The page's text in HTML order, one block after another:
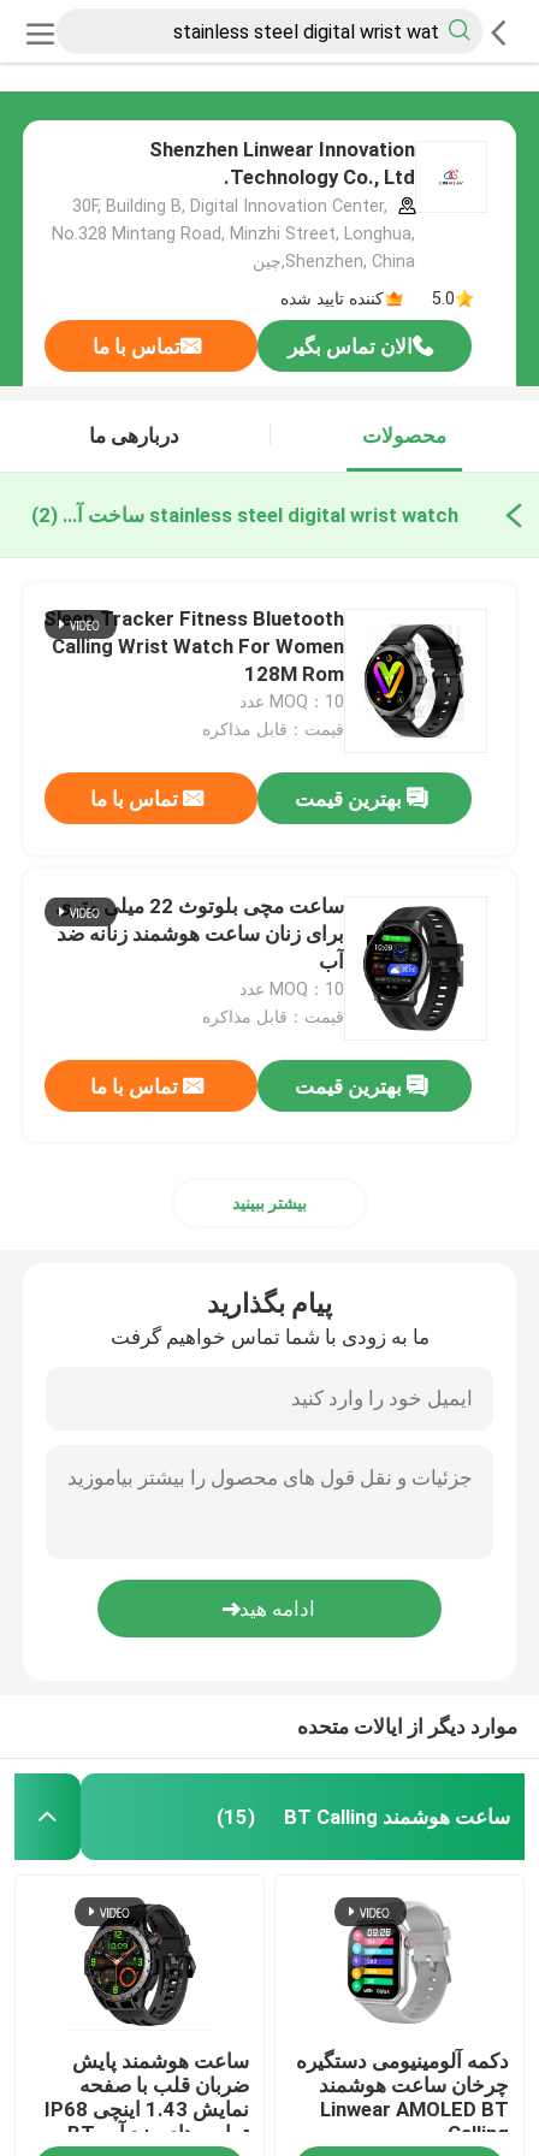
Shenzhen Linwear Innovation
Technology Co., Ltd.
30F, Building B, Digital Innovation Center,
No.328 Mintang Road, Minzhi Street, Longhua,
Shenzhen, China,چین
5.0
کننده تایید شده
الان تماس بگیر تماس با ما
محصولات دربارهی ما
stainless steel digital wrist watch ساخت آنلاین (2)
Sleep Tracker Fitness Bluetooth
Calling Wrist Watch For Women
128M Rom
MOQ：10 عدد
قیمت：قابل مذاکره
بهترین قیمت تماس با ما
ساعت مچی بلوتوث 22 میلی متری
برای زنان ساعت هوشمند زنانه ضد
آب
MOQ：10 عدد
قیمت：قابل مذاکره
بهترین قیمت تماس با ما
بیشتر ببینید
پیام بگذارید
ما به زودی با شما تماس خواهیم گرفت
موارد دیگر از ایالات متحده
ساعت هوشمند BT Calling (15)
دکمه آلومینیومی دستگیره
چرخان ساعت هوشمند
Linwear AMOLED BT
Calling
ساعت هوشمند پایش
ضربان قلب با صفحه
نمایش 1.43 اینچی IP68
تماس های ضد آب BT